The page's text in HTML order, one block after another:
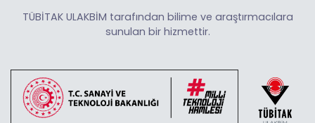
TÜBİTAK ULAKBİM tarafından bilime ve araştırmacılara
sunulan bir hizmettir.